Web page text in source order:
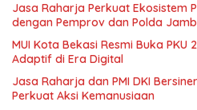
Jasa Raharja Perkuat Ekosistem
dengan Pemprov dan Polda
MUI Kota Bekasi Resmi Buka PKU
Adaptif di Era Digital
Jasa Raharja dan PMI DKI
Perkuat Aksi Kemanusiaan